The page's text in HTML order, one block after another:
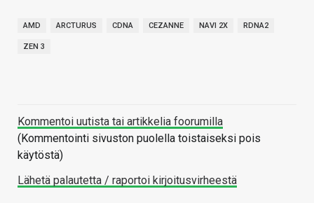
AMD ARCTURUS CDNA CEZANNE NAVI 2X RDNA2
ZEN 3
Kommentoi uutista tai artikkelia foorumilla
(Kommentointi sivuston puolella toistaiseksi pois
käytöstä)
Lähetä palautetta / raportoi kirjoitusvirheestä